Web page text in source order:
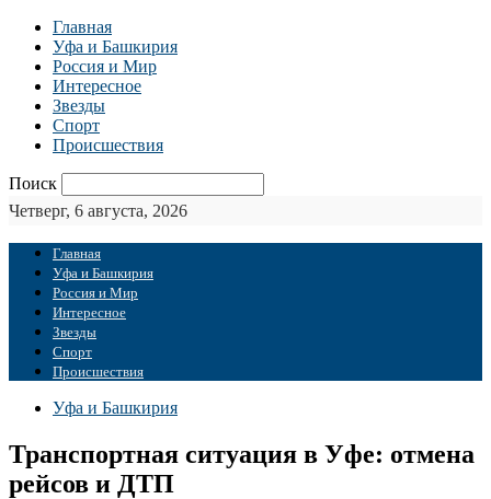
Главная
Уфа и Башкирия
Россия и Мир
Интересное
Звезды
Спорт
Происшествия
Поиск
Четверг, 6 августа, 2026
Главная
Уфа и Башкирия
Россия и Мир
Интересное
Звезды
Спорт
Происшествия
Уфа и Башкирия
Транспортная ситуация в Уфе: отмена
рейсов и ДТП